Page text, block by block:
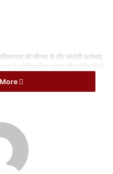
की सौगात से और संवरेगी अयोध्या